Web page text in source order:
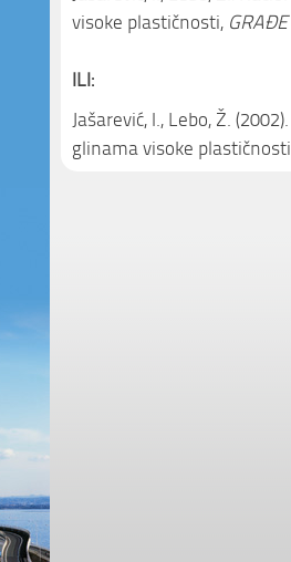
visoke plastičnosti,
ILI:
Jašarević, I., Lebo, Ž.
glinama visoke